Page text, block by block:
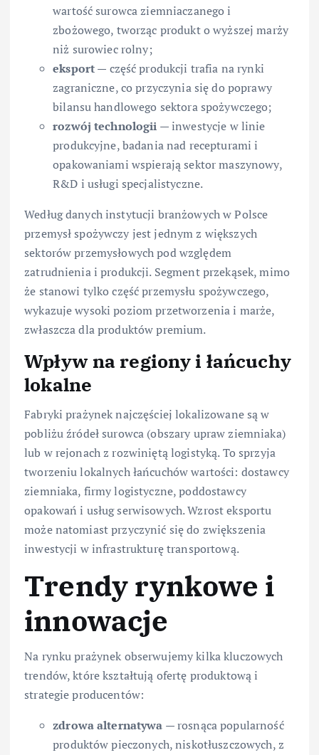
wartość surowca ziemniaczanego i
zbożowego, tworząc produkt o wyższej marży
niż surowiec rolny;
eksport— część produkcji trafia na rynki
zagraniczne, co przyczynia się do poprawy
bilansu handlowego sektora spożywczego;
rozwój technologii — inwestycje w linie
produkcyjne, badania nad recepturami i
opakowaniami wspierają sektor maszynowy,
R&D i usługi specjalistyczne.
Według danych instytucji branżowych w Polsce
przemysł spożywczy jest jednym z większych
sektorów przemysłowych pod względem
zatrudnienia i produkcji. Segment przekąsek, mimo
że stanowi tylko część przemysłu spożywczego,
wykazuje wysoki poziom przetworzenia i marże,
zwłaszcza dla produktów premium.
Wpływ na regiony i łańcuchy
lokalne
Fabryki prażynek najczęściej lokalizowane są w
pobliżu źródeł surowca (obszary upraw ziemniaka)
lub w rejonach z rozwiniętą logistyką. To sprzyja
tworzeniu lokalnych łańcuchów wartości: dostawcy
ziemniaka, firmy logistyczne, poddostawcy
opakowań i usług serwisowych. Wzrost eksportu
może natomiast przyczynić się do zwiększenia
inwestycji w infrastrukturę transportową.
Trendy rynkowe i
innowacje
Na rynku prażynek obserwujemy kilka kluczowych
trendów, które kształtują ofertę produktową i
strategie producentów:
zdrowa alternatywa — rosnąca popularność
produktów pieczonych, niskotłuszczowych, z